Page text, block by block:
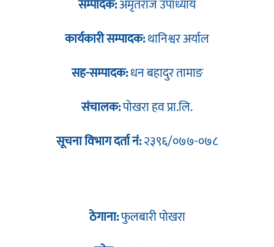
सम्पादक:अमृतराज उपाध्याय
कार्यकारी सम्पादक:थानिश्वर अर्याल
सह-सम्पादक:धन बहादुर तामाङ
संचालक:पोखरा हव प्रा.लि.
सूचना विभाग दर्ता नं:२३९६/०७७-०७८
ठेगाना:फुलबारी पोखरा